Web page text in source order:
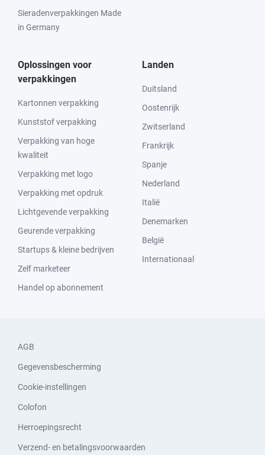
Sieradenverpakkingen Made
in Germany
Oplossingen voor
verpakkingen
Kartonnen verpakking
Kunststof verpakking
Verpakking van hoge
kwaliteit
Verpakking met logo
Verpakking met opdruk
Lichtgevende verpakking
Geurende verpakking
Startups & kleine bedrijven
Zelf marketeer
Handel op abonnement
Landen
Duitsland
Oostenrijk
Zwitserland
Frankrijk
Spanje
Nederland
Italië
Denemarken
België
Internationaal
AGB
Gegevensbescherming
Cookie-instellingen
Colofon
Herroepingsrecht
Verzend- en betalingsvoorwaarden